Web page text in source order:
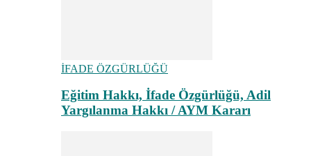
İFADE ÖZGÜRLÜĞÜ
Eğitim Hakkı, İfade Özgürlüğü, Adil
Yargılanma Hakkı / AYM Kararı